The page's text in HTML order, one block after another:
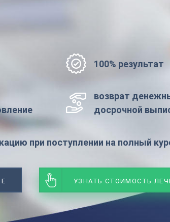
100% результат
возврат
досрочной
при поступлении на полный
УЗНАТЬ СТОИМОСТЬ